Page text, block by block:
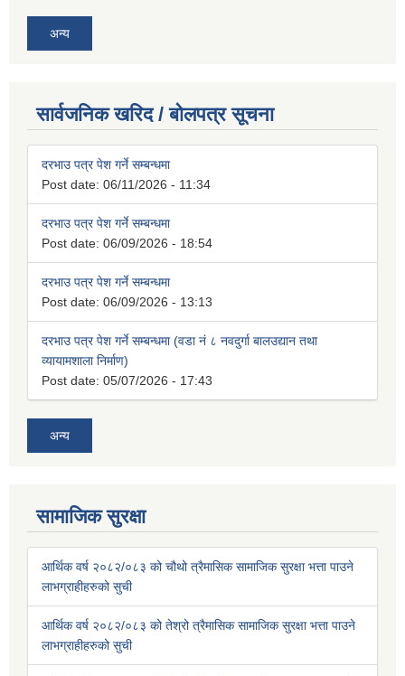
अन्य
सार्वजनिक खरिद / बोलपत्र सूचना
दरभाउ पत्र पेश गर्ने सम्बन्धमा
Post date: 06/11/2026 - 11:34
दरभाउ पत्र पेश गर्ने सम्बन्धमा
Post date: 06/09/2026 - 18:54
दरभाउ पत्र पेश गर्ने सम्बन्धमा
Post date: 06/09/2026 - 13:13
दरभाउ पत्र पेश गर्ने सम्बन्धमा (वडा नं ८ नवदुर्गा बालउद्यान तथा
व्यायामशाला निर्माण)
Post date: 05/07/2026 - 17:43
अन्य
सामाजिक सुरक्षा
आर्थिक वर्ष २०८२/०८३ को चौथो त्रैमासिक सामाजिक सुरक्षा भत्ता पाउने
लाभग्राहीहरुको सुची
आर्थिक वर्ष २०८२/०८३ को तेश्रो त्रैमासिक सामाजिक सुरक्षा भत्ता पाउने
लाभग्राहीहरुको सुची